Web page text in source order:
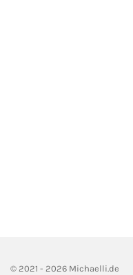
© 2021 - 2026 Michaelli.de